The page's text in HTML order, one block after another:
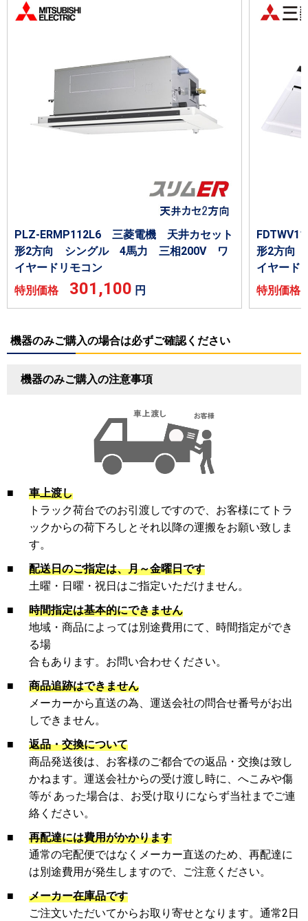
PLZ-ERMP112L6 三菱電機 天井カセット
形2方向 シングル 4馬力 三相200V ワ
イヤードリモコン
特別価格 301,100 円
形2方向
イヤード
特別価
機器のみご購入の場合は必ずご確認ください
機器のみご購入の注意事項
■
車上渡し
トラック荷台でのお引渡しですので、お客様にてトラ
ックからの荷下ろしとそれ以降の運搬をお願い致しま
す。
■
配送日のご指定は、月～金曜日です
土曜・日曜・祝日はご指定いただけません。
■
時間指定は基本的にできません
地域・商品によっては別途費用にて、時間指定ができ
る場
合もあります。お問い合わせください。
■
商品追跡はできません
メーカーから直送の為、運送会社の問合せ番号がお出
しできません。
■
返品・交換について
商品発送後は、お客様のご都合での返品・交換は致し
かねます。運送会社からの受け渡し時に、へこみや傷
等が あった場合は、お受け取りにならず当社までご連
絡ください。
■
再配達には費用がかかります
通常の宅配便ではなくメーカー直送のため、再配達に
は別途費用が発生しますので、ご注意ください。
■
メーカー在庫品です
ご注文いただいてからお取り寄せとなります。通常2日